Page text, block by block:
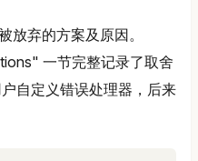
放弃的方案及原因。
一节完整记录了取舍
自定义错误处理器，后来